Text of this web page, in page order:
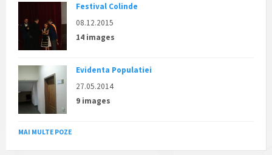
Festival Colinde
08.12.2015
14 images
Evidenta Populatiei
27.05.2014
9 images
MAI MULTE POZE